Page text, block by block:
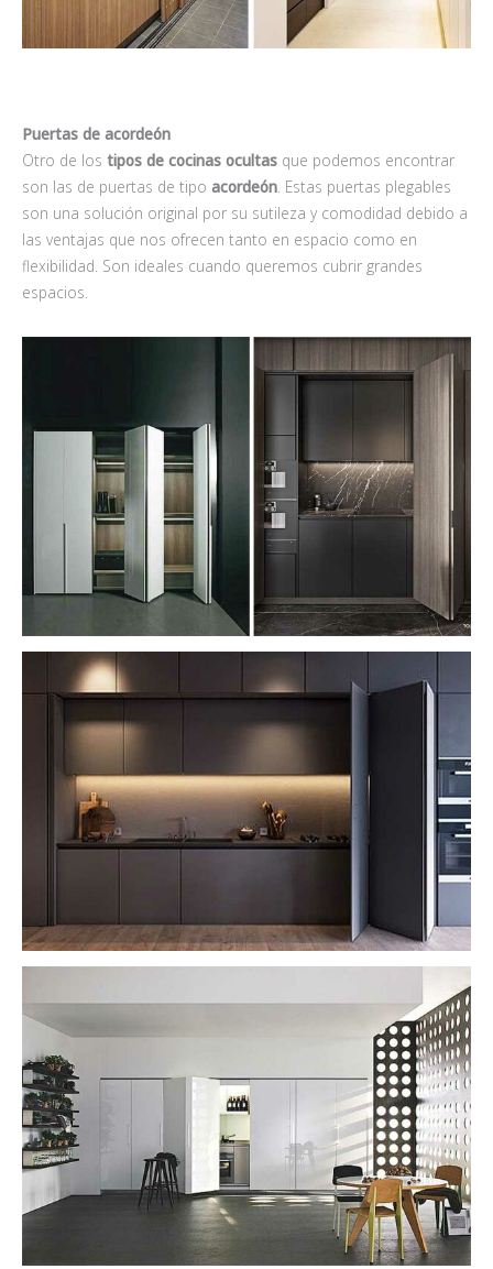
Puertas de acordeón
Otro de los tipos de cocinas ocultas que podemos encontrar
son las de puertas de tipo acordeón. Estas puertas plegables
son una solución original por su sutileza y comodidad debido a
las ventajas que nos ofrecen tanto en espacio como en
flexibilidad. Son ideales cuando queremos cubrir grandes
espacios.